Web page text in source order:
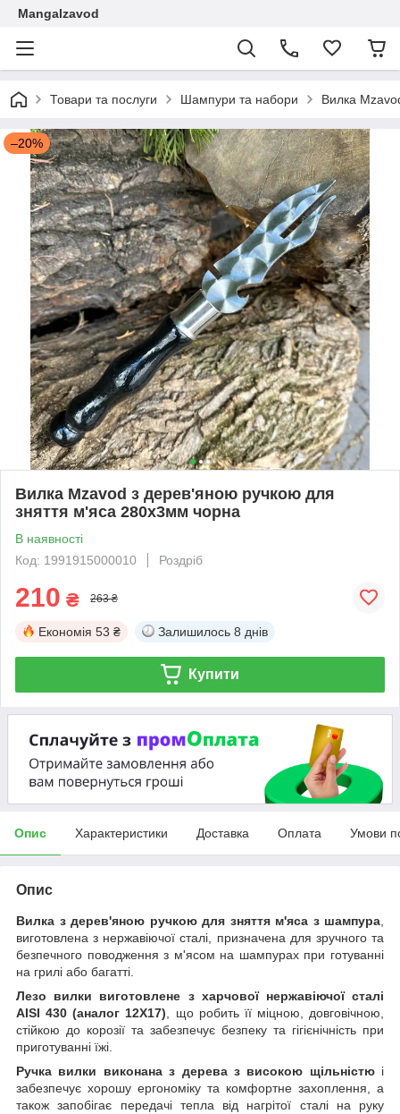
Mangalzavod
Товари та послуги Шампури та набори Вилка
–20%
Вилка Mzavod з дерев'яною ручкою для
зняття м'яса 280х3мм чорна
В наявності
Код: 1991915000010
Роздріб
210 ₴ 263 ₴
Економія 53 ₴ Залишилось 8 днів
Купити
Опис Характеристики Доставка Оплата Умови
Опис
Вилка з дерев'яною ручкою для зняття м'яса з шампура,
виготовлена з нержавіючої сталі, призначена для зручного та
безпечного поводження з м'ясом на шампурах при готуванні
на грилі або багатті.
Лезо вилки виготовлене з харчової нержавіючої сталі
AISI 430 (аналог 12Х17), що робить її міцною, довговічною,
стійкою до корозії та забезпечує безпеку та гігієнічність при
приготуванні їжі.
Ручка вилки виконана з дерева з високою щільністюі
забезпечує хорошу ергономіку та комфортне захоплення, а
також запобігає передачі тепла від нагрітої сталі на руку